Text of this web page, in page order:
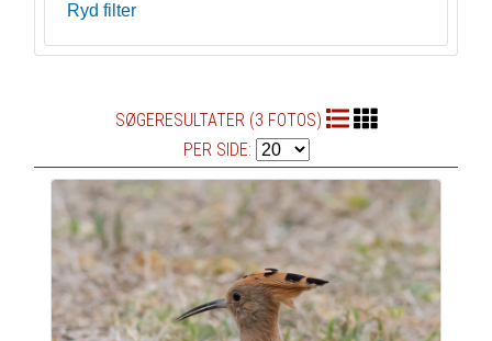
Ryd filter
SØGERESULTATER (3 FOTOS)
PER SIDE: